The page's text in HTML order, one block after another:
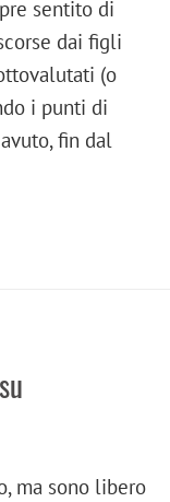
sentito di
dai figli
(o
i punti di
fin dal
ma sono libero